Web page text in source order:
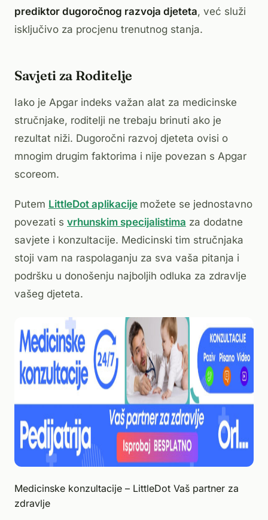
prediktor dugoročnog razvoja djeteta, već služi
isključivo za procjenu trenutnog stanja.
Savjeti za Roditelje
Iako je Apgar indeks važan alat za medicinske
stručnjake, roditelji ne trebaju brinuti ako je
rezultat niži. Dugoročni razvoj djeteta ovisi o
mnogim drugim faktorima i nije povezan s Apgar
scoreom.
Putem LittleDot aplikacije možete se jednostavno
povezati s vrhunskim specijalistima za dodatne
savjete i konzultacije. Medicinski tim stručnjaka
stoji vam na raspolaganju za sva vaša pitanja i
podršku u donošenju najboljih odluka za zdravlje
vašeg djeteta.
Medicinske konzultacije – LittleDot Vaš partner za
zdravlje